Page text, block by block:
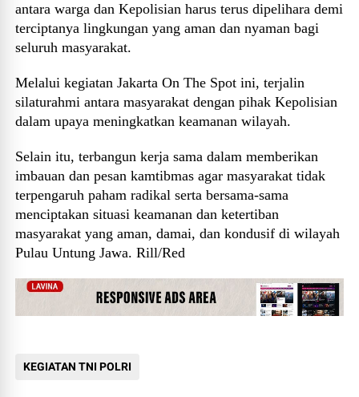
antara warga dan Kepolisian harus terus dipelihara demi
terciptanya lingkungan yang aman dan nyaman bagi
seluruh masyarakat.
Melalui kegiatan Jakarta On The Spot ini, terjalin
silaturahmi antara masyarakat dengan pihak Kepolisian
dalam upaya meningkatkan keamanan wilayah.
Selain itu, terbangun kerja sama dalam memberikan
imbauan dan pesan kamtibmas agar masyarakat tidak
terpengaruh paham radikal serta bersama-sama
menciptakan situasi keamanan dan ketertiban
masyarakat yang aman, damai, dan kondusif di wilayah
Pulau Untung Jawa. Rill/Red
KEGIATAN TNI POLRI